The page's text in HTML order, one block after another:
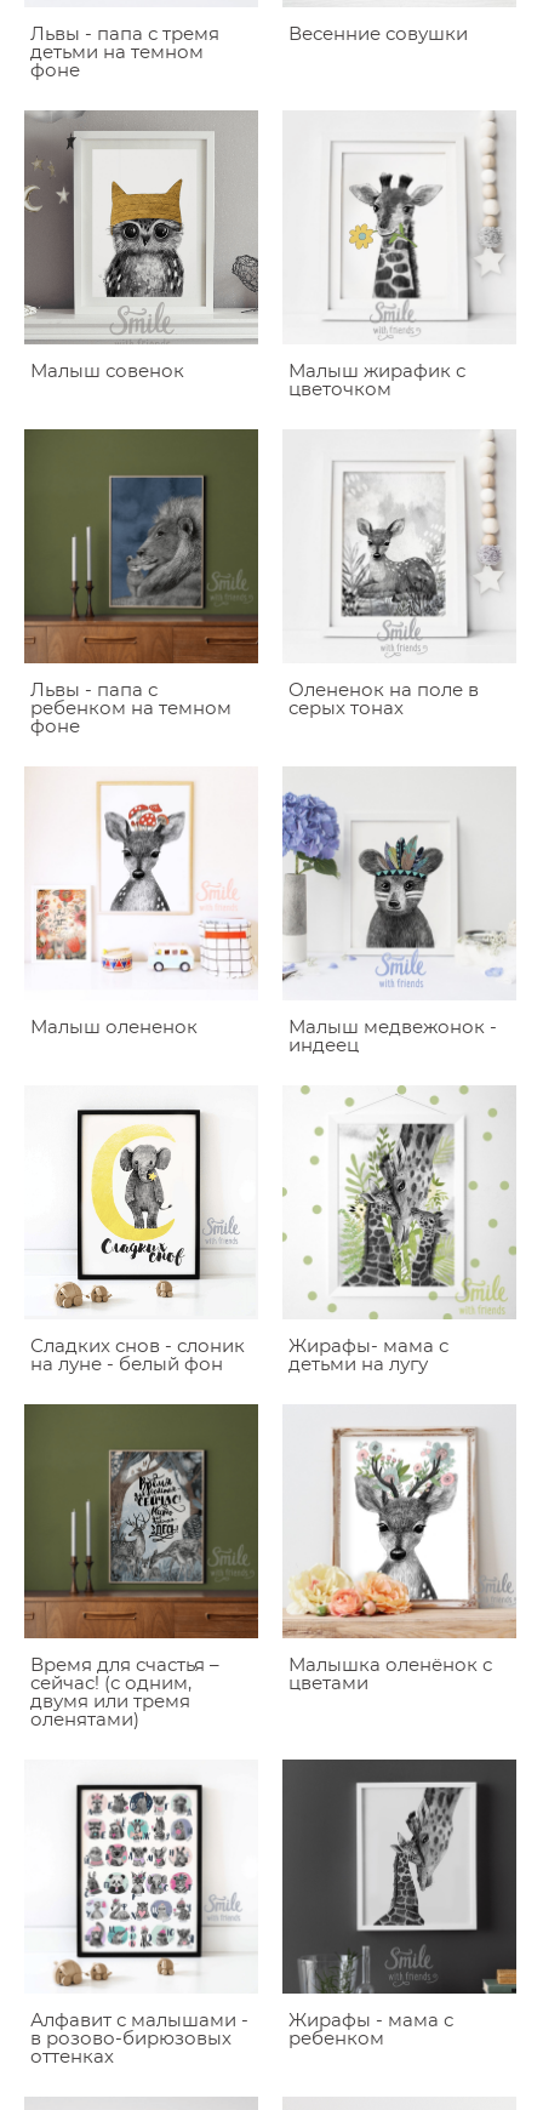
Львы - папа с тремя
детьми на темном
фоне
Весенние совушки
Малыш совенок
Малыш жирафик с
цветочком
Львы - папа с
ребенком на темном
фоне
Олененок на поле в
серых тонах
Малыш олененок
Малыш медвежонок -
индеец
Сладких снов - слоник
на луне - белый фон
Жирафы- мама с
детьми на лугу
Время для счастья –
сейчас! (с одним,
двумя или тремя
оленятами)
Малышка оленёнок с
цветами
Алфавит с малышами -
в розово-бирюзовых
оттенках
Жирафы - мама с
ребенком